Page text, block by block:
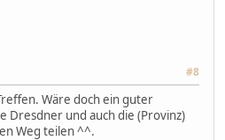
#8
Wäre doch ein guter
Dresdner und auch die (Provinz)
Weg teilen ^^.